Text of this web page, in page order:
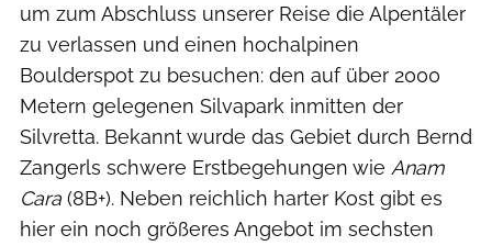
um zum Abschluss unserer Reise die Alpentäler
zu verlassen und einen hochalpinen
Boulderspot zu besuchen: den auf über 2000
Metern gelegenen Silvapark inmitten der
Silvretta. Bekannt wurde das Gebiet durch Bernd
Zangerls schwere Erstbegehungen wie Anam
Cara (8B+). Neben reichlich harter Kost gibt es
hier ein noch größeres Angebot im sechsten